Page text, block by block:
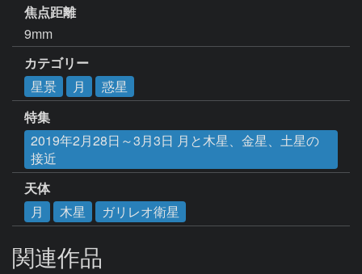
焦点距離
9mm
カテゴリー
星景
月
惑星
特集
2019年2月28日～3月3日 月と木星、金星、土星の
接近
天体
月
木星 ガリレオ衛星
関連作品